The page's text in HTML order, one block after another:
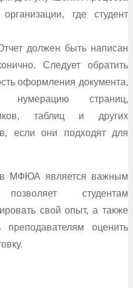
где студент
должен быть написан
Следует обратить
оформления документа,
нумерацию страниц,
таблиц и других
если они подходят для
в МФЮА является важным
студентам
свой опыт, а также
преподавателям оценить